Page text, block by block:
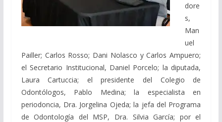
dore
s,
Man
uel
Pailler; Carlos Rosso; Dani Nolasco y Carlos Ampuero;
el Secretario Institucional, Daniel Porcelo; la diputada,
Laura Cartuccia; el presidente del Colegio de
Odontólogos, Pablo Medina; la especialista en
periodoncia, Dra. Jorgelina Ojeda; la jefa del Programa
de Odontología del MSP, Dra. Silvia García; por el